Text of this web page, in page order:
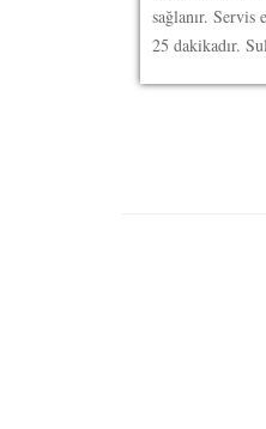
sağlanır.
25 dakikadır.